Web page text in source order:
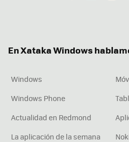
En Xataka Windows
Windows
Windows Phone
Actualidad en Redmond
La aplicación de la semana